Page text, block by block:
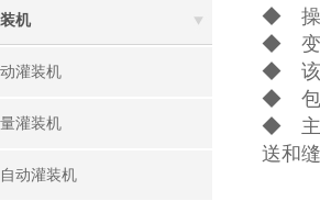
机
灌装机
灌装机
动灌装机
◆ 操
◆ 变
◆ 该
◆ 包
◆ 主
送和